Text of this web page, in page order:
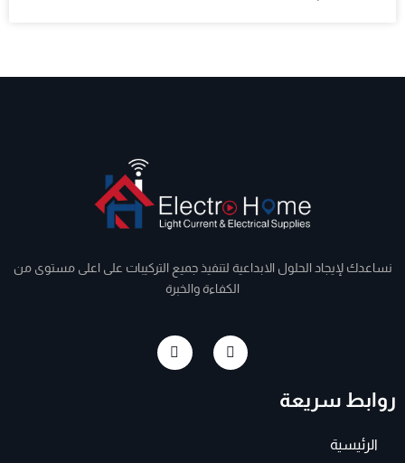
نساعدك لإيجاد الحلول الابداعية لتنفيذ جميع التركيبات على اعلى مستوى من
الكفاءة والخبرة
F
a
c
I
n
s
روابط سريعة
الرئيسية